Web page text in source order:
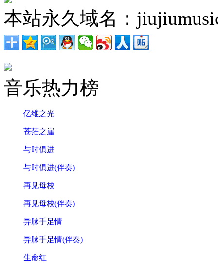
本站永久域名：
音乐热力榜
亿维之光
苍茫之崖
与时俱进
与时俱进(伴奏)
再见母校
再见母校(伴奏)
异脉手足情
异脉手足情(伴奏)
生命红